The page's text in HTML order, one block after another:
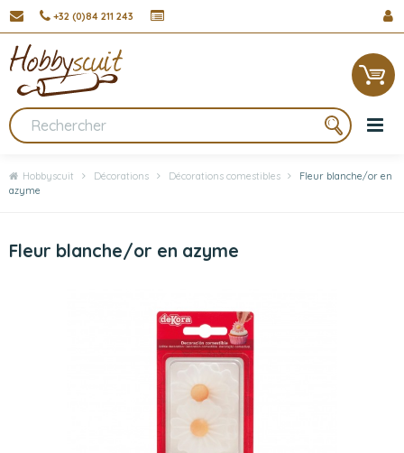
+32 (0)84 211 243
Hobbyscuit Décorations Décorations comestibles
Fleur blanche/or en
azyme
Fleur blanche/or en azyme